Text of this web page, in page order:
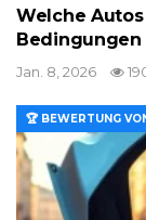
Welche
Jan. 8, 2026